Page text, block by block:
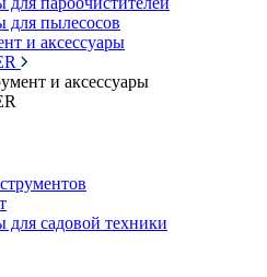
для пылесосов
и аксессуары
и аксессуары
для садовой техники